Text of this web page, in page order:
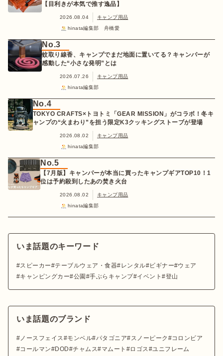
【目利きが本気で推す逸品】
2026.08.04
キャンプ用品
hinata編集部 舟橋愛
No.3
蚊取り線香、キャンプでまだ地面に置いてる？キャンパーが
感動した“小さな発明”とは
2026.07.26
キャンプ用品
hinata編集部
No.4
TOKYO CRAFTS×トヨトミ「GEAR MISSION」がコラボ！冬キ
ャンプの“火まわり”を担う限定K3クッキングストーブが登場
2026.08.02
キャンプ用品
hinata編集部
No.5
【7月版】キャンパーが本当に買ったキャンプギアTOP10！1
位は予約殺到したあの焚き火台
2026.08.02
キャンプ用品
hinata編集部
いま話題のキーワード
スピーカー テーブルウェア・食器 レンタル ビギナー
ウェア
キャンピングカー 公園 手ぶらキャンプ イベント 登山
いま話題のブランド
ノースフェイス モンベル パタゴニア スノーピーク
コロンビア
コールマン
DOD チャムス マムート ロゴス
ユニフレーム